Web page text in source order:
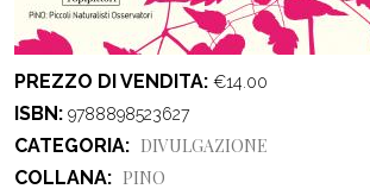
PREZZO DI VENDITA €14.00
ISBN 9788898523627
CATEGORIA
DIVULGAZIONE
COLLANA
PINO